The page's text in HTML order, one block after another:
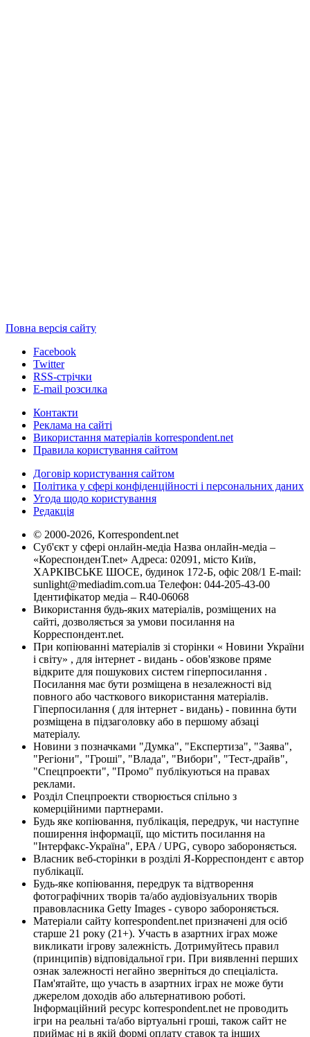
Повна версія сайту
Facebook
Twitter
RSS-стрічки
E-mail розсилка
Контакти
Реклама на сайті
Використання матеріалів korrespondent.net
Правила користування сайтом
Договір користування сайтом
Політика у сфері конфіденційності і персональних даних
Угода щодо користування
Редакція
© 2000-2026, Korrespondent.net
Суб'єкт у сфері онлайн-медіа Назва онлайн-медіа –
«КореспонденТ.net» Адреса: 02091, місто Київ,
ХАРКІВСЬКЕ ШОСЕ, будинок 172-Б, офіс 208/1 E-mail:
sunlight@mediadim.com.ua Телефон: 044-205-43-00
Ідентифікатор медіа – R40-06068
Використання будь-яких матеріалів, розміщених на
сайті, дозволяється за умови посилання на
Корреспондент.net.
При копіюванні матеріалів зі сторінки « Новини України
і світу» , для інтернет - видань - обов'язкове пряме
відкрите для пошукових систем гіперпосилання .
Посилання має бути розміщена в незалежності від
повного або часткового використання матеріалів.
Гіперпосилання ( для інтернет - видань) - повинна бути
розміщена в підзаголовку або в першому абзаці
матеріалу.
Новини з позначками "Думка", "Експертиза", "Заява",
"Регіони", "Гроші", "Влада", "Вибори", "Тест-драйв",
"Спецпроекти", "Промо" публікуються на правах
реклами.
Розділ Спецпроекти створюється спільно з
комерційними партнерами.
Будь яке копіювання, публікація, передрук, чи наступне
поширення інформації, що містить посилання на
"Інтерфакс-Україна", EPA / UPG, суворо забороняється.
Власник веб-сторінки в розділі Я-Корреспондент є автор
публікації.
Будь-яке копіювання, передрук та відтворення
фотографічних творів та/або аудіовізуальних творів
правовласника Getty Images - суворо забороняється.
Матеріали сайту korrespondent.net призначені для осіб
старше 21 року (21+). Участь в азартних іграх може
викликати ігрову залежність. Дотримуйтесь правил
(принципів) відповідальної гри. При виявленні перших
ознак залежності негайно зверніться до спеціаліста.
Пам'ятайте, що участь в азартних іграх не може бути
джерелом доходів або альтернативою роботі.
Інформаційний ресурс korrespondent.net не проводить
ігри на реальні та/або віртуальні гроші, також сайт не
приймає ні в якій формі оплату ставок та інших